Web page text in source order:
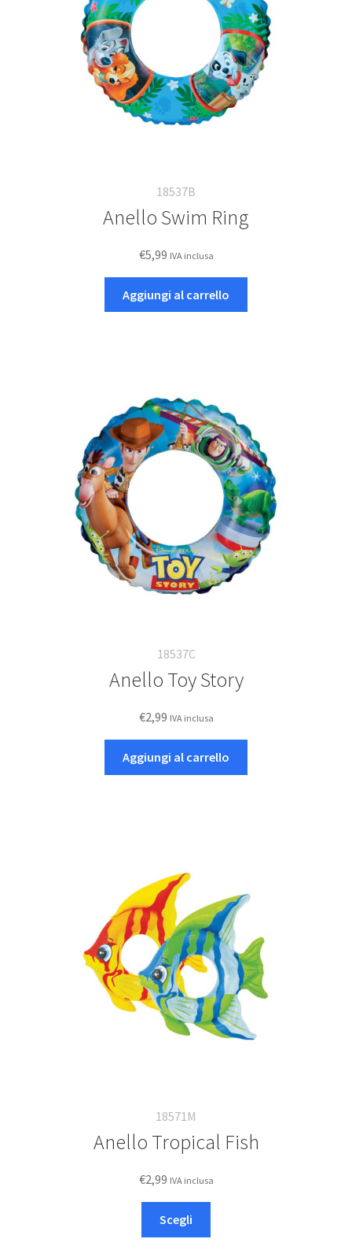
18537B
Anello Swim Ring
€5,99 IVA inclusa
Aggiungi al carrello
18537C
Anello Toy Story
€2,99 IVA inclusa
Aggiungi al carrello
18571M
Anello Tropical Fish
€2,99 IVA inclusa
Scegli